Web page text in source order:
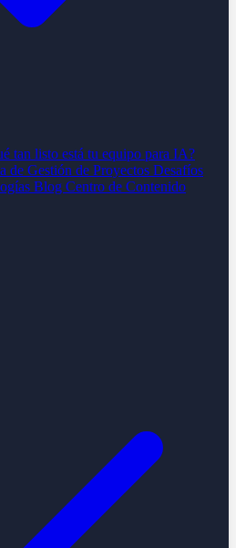
tan listo está tu equipo para IA?
de Gestión de Proyectos Desafíos
Blog Centro de Contenido